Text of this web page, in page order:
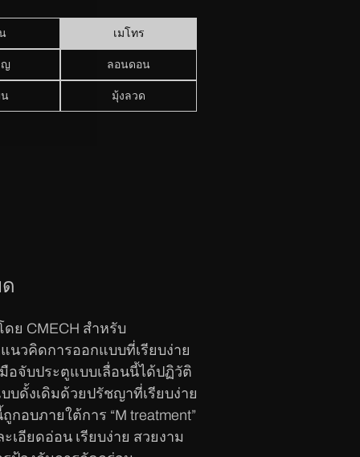
เมโทร
ญ ลอนดอน
น มุ้งลวด
ย CMECH สำหรับ
นวคิดการออกแบบที่เรียบง่าย
อจับประตูแบบเลื่อนนี้ได้ปฏิวัติ
ดั้งเดิมด้วยปรัชญาที่เรียบง่าย
อบภายใต้การ “M treatment”
อียดอ่อน เรียบง่าย สวยงาม